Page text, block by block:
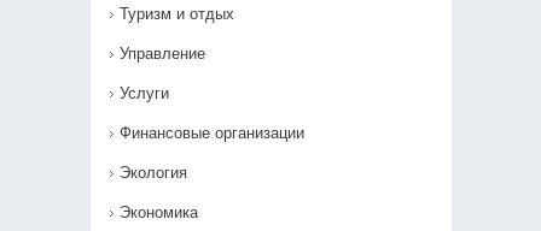
Туризм и отдых
Управление
Услуги
Финансовые организации
Экология
Экономика